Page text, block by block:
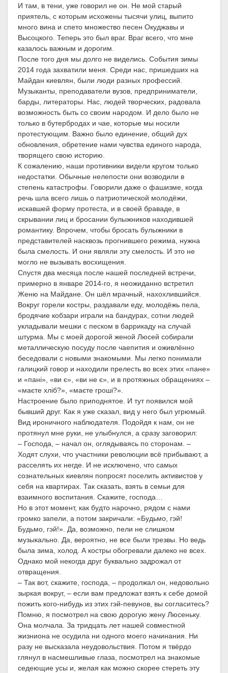
И там, в тени, уже говорил не он. Не мой старый
приятель, с которым исхожены тысячи улиц, выпито
много вина и спето множество песен Окуджавы и
Высоцкого. Теперь это был враг. Враг всего, что мне
казалось важным и дорогим.
После того дня мы долго не виделись. События зимы
2014 года захватили меня. Среди нас, пришедших на
Майдан киевлян, были люди разных профессий.
Музыканты, преподаватели вузов, предприниматели,
барды, литераторы. Нас, людей творческих, радовала
возможность быть со своим народом. И дело было не
только в бутербродах и чае, которые мы носили
протестующим. Важно было единение, общий дух
обновления, обретение нами чувства единого народа,
творящего свою историю.
К сожалению, наши противники видели кругом только
недостатки. Обычные нелепости они возводили в
степень катастрофы. Говорили даже о фашизме, когда
речь шла всего лишь о патриотической молодёжи,
искавшей форму протеста, и в своей браваде, в
скрывании лиц и бросании булыжников находившей
романтику. Впрочем, чтобы бросать булыжники в
представителей насквозь прогнившего режима, нужна
была смелость. И они являли эту смелость. И это не
могло не вызывать восхищения.
Спустя два месяца после нашей последней встречи,
примерно в январе 2014-го, я неожиданно встретил
Женю на Майдане. Он шёл мрачный, нахохлившийся.
Вокруг горели костры, раздавали еду, молодёжь пела,
бродячие кобзари играли на бандурах, сотни людей
укладывали мешки с песком в баррикаду на случай
штурма. Мы с моей дорогой женой Люсей собирали
металлическую посуду после чаепития и оживлённо
беседовали с новыми знакомыми. Мы легко понимали
галицкий говор и находили прелесть во всех этих «пане»
и «пані», «ви є», «ви не є», и в протяжных обращениях –
«маєте хліб?», «маєте гроші?».
Настроение было приподнятое. И тут появился мой
бывший друг. Как я уже сказал, вид у него был угрюмый.
Вид ироничного наблюдателя. Подойдя к нам, он не
протянул мне руки, не улыбнулся, а сразу заговорил:
– Господа, – начал он, оглядываясь по сторонам. –
Ходят слухи, что участники революции всё прибывают, а
расселять их негде. И не исключено, что самых
сознательных киевлян попросят поселить активистов у
себя на квартирах. Так сказать, взять в семьи для
взаимного воспитания. Скажите, господа…
Но в этот момент, как будто нарочно, рядом с нами
громко запели, а потом закричали: «Будьмо, гэй!
Будьмо, гэй!». Да, возможно, пели не слишком
музыкально. Да, вероятно, не все были трезвы. Но ведь
была зима, холод. А костры обогревали далеко не всех.
Однако мой некогда друг буквально задрожал от
отвращения.
– Так вот, скажите, господа, – продолжал он, недовольно
зыркая вокруг, – если вам предложат взять к себе домой
пожить кого-нибудь из этих гэй-певунов, вы согласитесь?
Помню, я посмотрел на свою дорогую жену Люсеньку.
Она молчала. За тридцать лет нашей совместной
жизниона не осудила ни одного моего начинания. Ни
разу не высказала неудовольствия. Потом я твёрдо
глянул в насмешливые глаза, посмотрел на знакомые
седеющие усы и, желая как можно скорее стереть эту